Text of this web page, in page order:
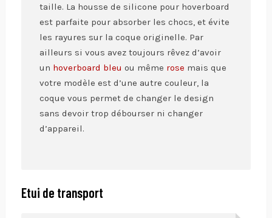
taille. La housse de silicone pour hoverboard
est parfaite pour absorber les chocs, et évite
les rayures sur la coque originelle. Par
ailleurs si vous avez toujours rêvez d’avoir
un hoverboard bleu ou même rose mais que
votre modèle est d’une autre couleur, la
coque vous permet de changer le design
sans devoir trop débourser ni changer
d’appareil.
Etui de transport